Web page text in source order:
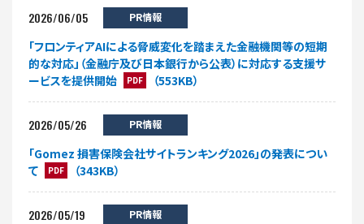
2026/06/05 PR情報
「フロンティアAIによる脅威変化を踏まえた金融機関等の短期
的な対応」（金融庁及び日本銀行から公表）に対応する支援サ
ービスを提供開始
PDF （553KB）
2026/05/26 PR情報
「Gomez 損害保険会社サイトランキング2026」の発表につい
て
PDF （343KB）
2026/05/19 PR情報